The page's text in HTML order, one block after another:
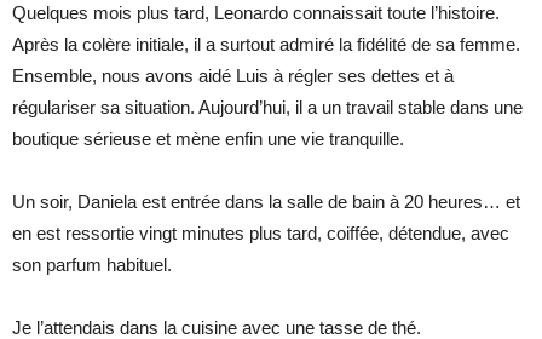
Quelques mois plus tard, Leonardo connaissait toute l’histoire.
Après la colère initiale, il a surtout admiré la fidélité de sa femme.
Ensemble, nous avons aidé Luis à régler ses dettes et à
régulariser sa situation. Aujourd’hui, il a un travail stable dans une
boutique sérieuse et mène enfin une vie tranquille.
Un soir, Daniela est entrée dans la salle de bain à 20 heures… et
en est ressortie vingt minutes plus tard, coiffée, détendue, avec
son parfum habituel.
Je l’attendais dans la cuisine avec une tasse de thé.